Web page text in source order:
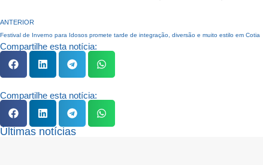
ANTERIOR
Festival de Inverno para Idosos promete tarde de integração, diversão e muito estilo em Cotia
Compartilhe esta notícia:
Compartilhe esta notícia:
Últimas notícias